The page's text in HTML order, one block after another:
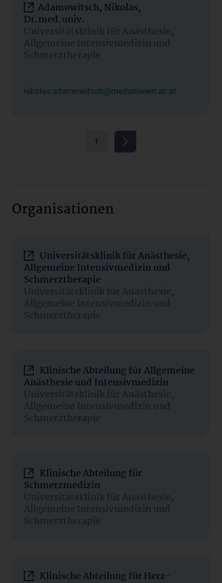
Adamowitsch, Nikolas,
Dr.med.univ.
Universitätsklinik für Anästhesie,
Allgemeine Intensivmedizin und
Schmerztherapie
nikolas.adamowitsch@meduniwien.ac.at
1
Organisationen
Universitätsklinik für Anästhesie,
Allgemeine Intensivmedizin und
Schmerztherapie
Universitätsklinik für Anästhesie,
Allgemeine Intensivmedizin und
Schmerztherapie
Klinische Abteilung für Allgemeine
Anästhesie und Intensivmedizin
Universitätsklinik für Anästhesie,
Allgemeine Intensivmedizin und
Schmerztherapie
Klinische Abteilung für
Schmerzmedizin
Universitätsklinik für Anästhesie,
Allgemeine Intensivmedizin und
Schmerztherapie
Klinische Abteilung für Herz-